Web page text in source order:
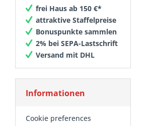
frei Haus ab 150 €*
attraktive Staffelpreise
Bonuspunkte sammlen
2% bei SEPA-Lastschrift
Versand mit DHL
Informationen
Cookie preferences